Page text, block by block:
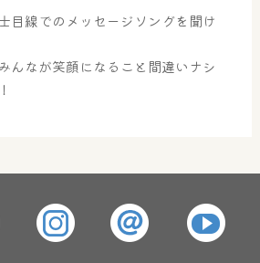
ボディケア
目線でのメッセージソングを聞け
んなが笑顔になること間違いナシ